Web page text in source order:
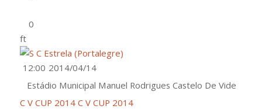
ft
2014/04/14
12:00
Estádio Municipal Manuel Rodrigues Castelo De Vide
C V CUP 2014 C V CUP 2014